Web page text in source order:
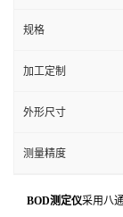
规格
加工定制
外形尺寸
测量精度
BOD测定仪采用八